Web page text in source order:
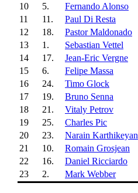
10
5. Fernando Alonso
11
11. Paul Di Resta
12
18. Pastor Maldonado
13
1. Sebastian Vettel
14
17. Jean-Eric Vergne
15
6. Felipe Massa
16
24. Timo Glock
17
19. Bruno Senna
18
21. Vitaly Petrov
19
25. Charles Pic
20
23. Narain Karthikeyan
21
10. Romain Grosjean
22
16. Daniel Ricciardo
23
2. Mark Webber